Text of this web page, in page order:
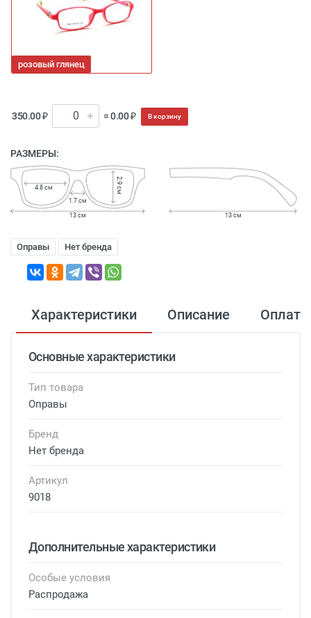
розовый глянец
350.00 ₽ = 0.00 ₽ В корзину
РАЗМЕРЫ:
1.7 см
4.8 см 2.9 см
13 см 13 см
Оправы Нет бренда
Характеристики Описание Оплата
Основные характеристики
Тип товара
Оправы
Бренд
Нет бренда
Артикул
9018
Дополнительные характеристики
Особые условия
Распродажа